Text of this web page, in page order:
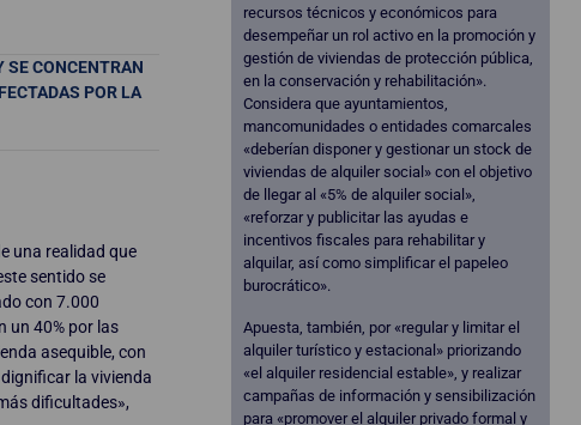
SE CONCENTRAN
POR LA
una realidad que
sentido se
con 7.000
un 40% por las
asequible, con
la vivienda
dificultades»,
recursos técnicos y económicos para
desempeñar un rol activo en la promoción y
gestión de viviendas de protección pública,
en la conservación y rehabilitación».
Considera que ayuntamientos,
mancomunidades o entidades comarcales
«deberían disponer y gestionar un stock de
viviendas de alquiler social» con el objetivo
de llegar al «5% de alquiler social»,
«reforzar y publicitar las ayudas e
incentivos fiscales para rehabilitar y
alquilar, así como simplificar el papeleo
burocrático».
Apuesta, también, por «regular y limitar el
alquiler turístico y estacional» priorizando
«el alquiler residencial estable», y realizar
campañas de información y sensibilización
para «promover el alquiler privado formal y